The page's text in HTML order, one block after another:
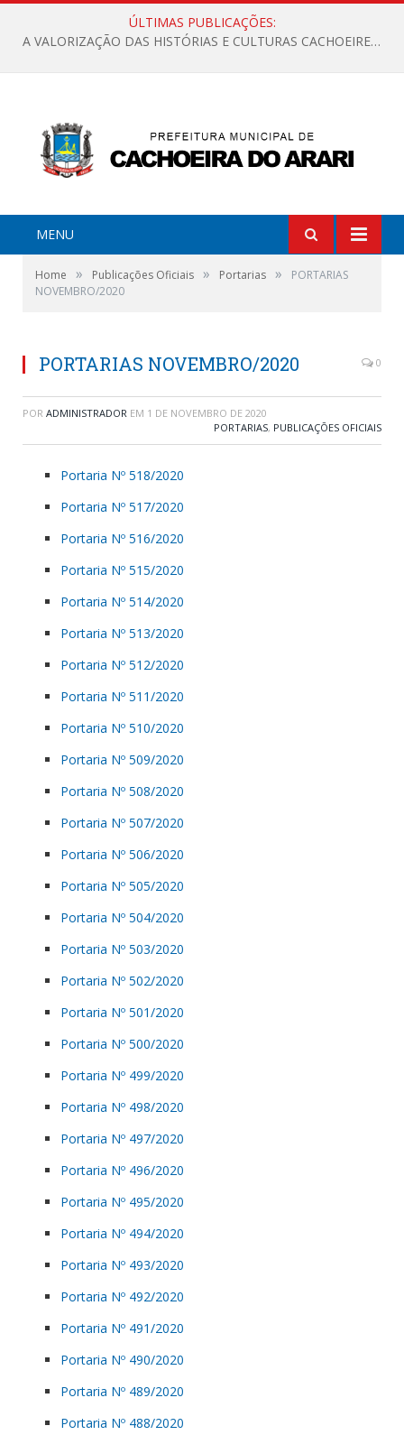
ÚLTIMAS PUBLICAÇÕES:
A VALORIZAÇÃO DAS HISTÓRIAS E CULTURAS CACHOEIRENSES
MENU
Home » Publicações Oficiais » Portarias »
PORTARIAS
NOVEMBRO/2020
PORTARIAS NOVEMBRO/2020 0
POR ADMINISTRADOR EM 1 DE NOVEMBRO DE 2020
PORTARIAS, PUBLICAÇÕES OFICIAIS
Portaria Nº 518/2020
Portaria Nº 517/2020
Portaria Nº 516/2020
Portaria Nº 515/2020
Portaria Nº 514/2020
Portaria Nº 513/2020
Portaria Nº 512/2020
Portaria Nº 511/2020
Portaria Nº 510/2020
Portaria Nº 509/2020
Portaria Nº 508/2020
Portaria Nº 507/2020
Portaria Nº 506/2020
Portaria Nº 505/2020
Portaria Nº 504/2020
Portaria Nº 503/2020
Portaria Nº 502/2020
Portaria Nº 501/2020
Portaria Nº 500/2020
Portaria Nº 499/2020
Portaria Nº 498/2020
Portaria Nº 497/2020
Portaria Nº 496/2020
Portaria Nº 495/2020
Portaria Nº 494/2020
Portaria Nº 493/2020
Portaria Nº 492/2020
Portaria Nº 491/2020
Portaria Nº 490/2020
Portaria Nº 489/2020
Portaria Nº 488/2020